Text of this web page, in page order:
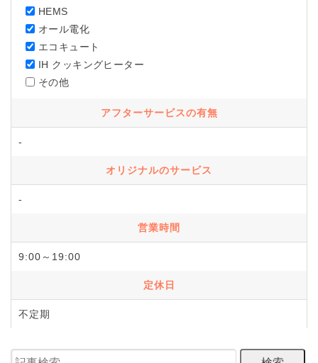
HEMS
オール電化
エコキュート
IH クッキングヒーター
その他
アフターサービスの有無
-
オリジナルのサービス
-
営業時間
9:00～19:00
定休日
不定期